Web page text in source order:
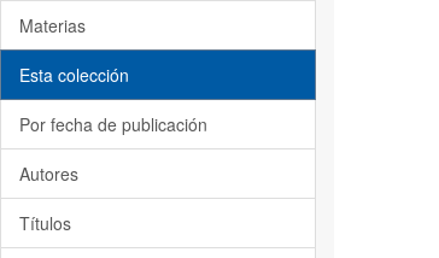
Materias
Esta colección
Por fecha de publicación
Autores
Títulos